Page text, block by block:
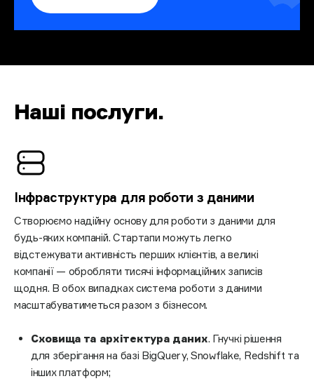
Наші послуги.
Інфраструктура для роботи з даними
Створюємо надійну основу для роботи з даними для
будь-яких компаній. Стартапи можуть легко
відстежувати активність перших клієнтів, а великі
компанії — обробляти тисячі інформаційних записів
щодня. В обох випадках система роботи з даними
масштабуватиметься разом з бізнесом.
Сховища та архітектура даних. Гнучкі рішення
для зберігання на базі BigQuery, Snowflake, Redshift та
інших платформ;